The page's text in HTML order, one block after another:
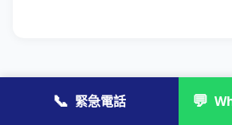
📞 緊急電話 💬